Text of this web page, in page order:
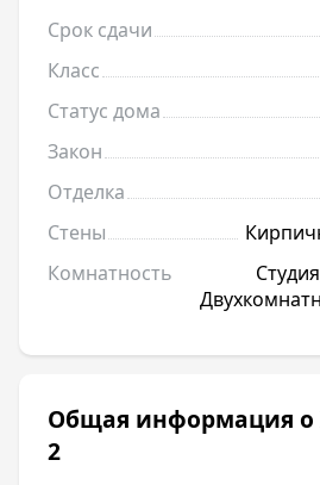
Срок сдачи
Класс
Статус дома
Закон
Отделка
Стены
Комнатность
Общая информация о
2